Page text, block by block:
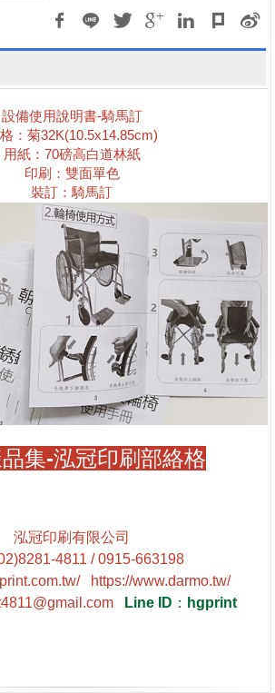
設備使用說明書-騎馬訂
： 菊32K(10.5x14.85cm)
用紙： 70磅高白道林紙
印刷：雙面單色
裝訂：騎馬訂
集-泓冠印刷部絡格
泓冠印刷有限公司
4811 / 0915-663198
https://www.darmo.tw/
Line ID ： hgprint